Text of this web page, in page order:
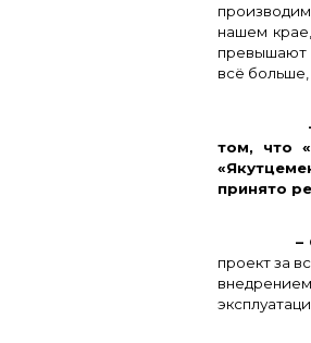
нашем
превышают
всё больше,
–
том, что
принято
–
проект за